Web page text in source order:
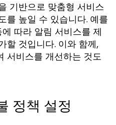
기반으로 맞춤형 서비스
를 높일 수 있습니다. 예를
따라 알림 서비스를 제
할 것입니다. 이와 함께,
서비스를 개선하는 것도
정책 설정